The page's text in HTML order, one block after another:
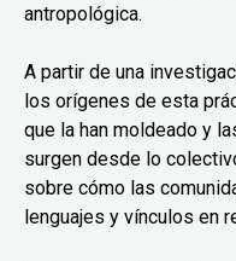
antropológica.
A partir de una
los orígenes de esta
que la han moldeado y
surgen desde lo
sobre cómo las
lenguajes y vínculos en